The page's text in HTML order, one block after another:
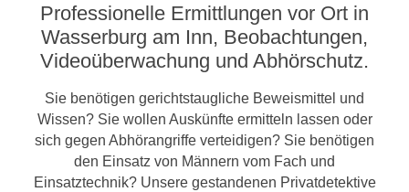
Professionelle Ermittlungen vor Ort in
Wasserburg am Inn, Beobachtungen,
Video­­überwachung und Abhörschutz.
Sie benötigen gerichtstaugliche Beweismittel und
Wissen? Sie wollen Auskünfte ermitteln lassen oder
sich gegen Abhörangriffe verteidigen? Sie benötigen
den Einsatz von Männern vom Fach und
Einsatztechnik? Unsere gestandenen Privatdetektive